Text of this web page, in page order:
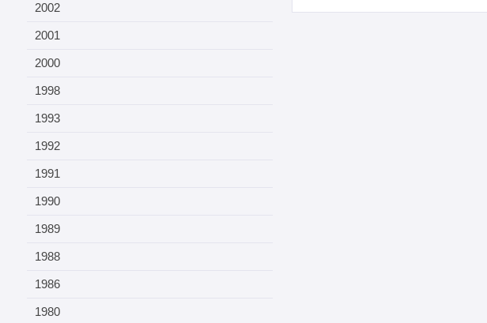
2002
2001
2000
1998
1993
1992
1991
1990
1989
1988
1986
1980